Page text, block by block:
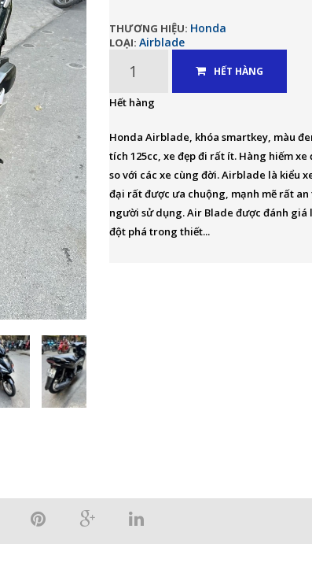
THƯƠNG HIỆU: Honda
LOẠI:Airblade
HẾT HÀNG
Hết hàng
Honda Airblade, khóa smartkey, màu
tích 125cc, xe đẹp đi rất ít. Hàng hiếm xe
so với các xe cùng đời. Airblade là kiểu
đại rất được ưa chuộng, mạnh mẽ rất an
người sử dụng. Air Blade được đánh giá
đột phá trong thiết...